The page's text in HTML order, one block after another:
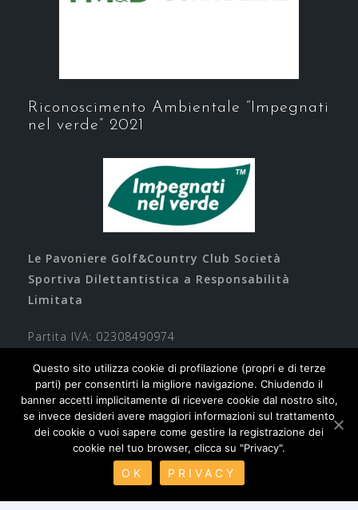
Riconoscimento Ambientale “Impegnati
nel verde” 2021
Le Pavoniere Golf&Country Club Società
Sportiva Dilettantistica a Responsabilità
Limitata
Partita IVA: 02308490974
Contatti Privacy
Cookie
Safeguarding
Questo sito utilizza cookie di profilazione (propri e di terze
parti) per consentirti la migliore navigazione. Chiudendo il
banner accetti implicitamente di ricevere cookie dal nostro sito,
se invece desideri avere maggiori informazioni sul trattamento
dei cookie o vuoi sapere come gestire la registrazione dei
cookie nel tuo browser, clicca su "Privacy".
OK PRIVACY